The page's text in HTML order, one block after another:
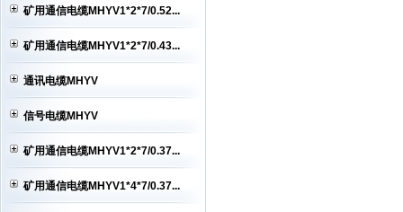
矿用通信电缆MHYV1*2*7/0.52...
矿用通信电缆MHYV1*2*7/0.43...
通讯电缆MHYV
信号电缆MHYV
矿用通信电缆MHYV1*2*7/0.37...
矿用通信电缆MHYV1*4*7/0.37...